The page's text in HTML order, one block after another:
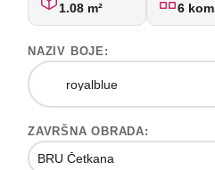
1.08 m² 6 kom
NAZIV BOJE:
royalblue
ZAVRŠNA OBRADA:
BRU Četkana